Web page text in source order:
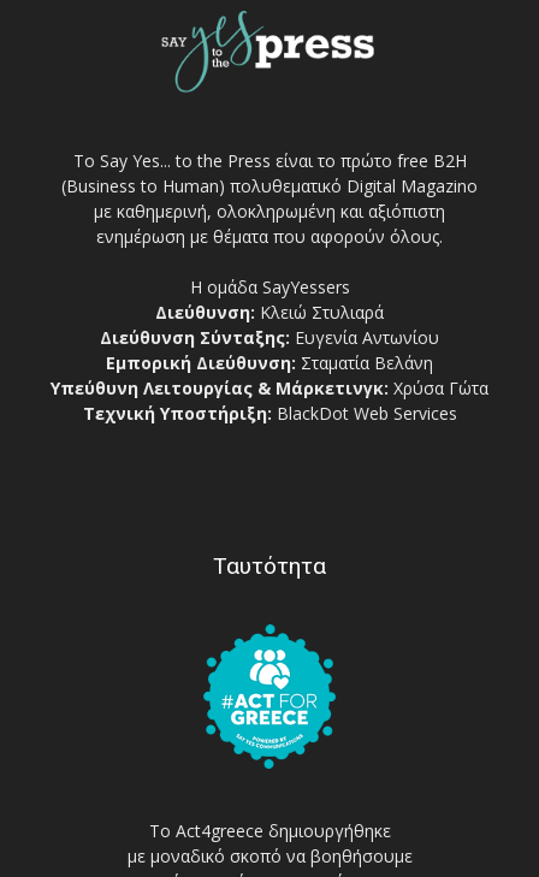
Το Say Yes... to the Press είναι το πρώτο free Β2Η
(Business to Human) πολυθεματικό Digital Magazino
με καθημερινή, ολοκληρωμένη και αξιόπιστη
ενημέρωση με θέματα που αφορούν όλους.
Η ομάδα SayYessers
Διεύθυνση: Κλειώ Στυλιαρά
Διεύθυνση Σύνταξης: Ευγενία Αντωνίου
Εμπορική Διεύθυνση: Σταματία Βελάνη
Υπεύθυνη Λειτουργίας & Μάρκετινγκ: Χρύσα Γώτα
Τεχνική Υποστήριξη: BlackDot Web Services
Ταυτότητα
Το Act4greece δημιουργήθηκε
με μοναδικό σκοπό να βοηθήσουμε